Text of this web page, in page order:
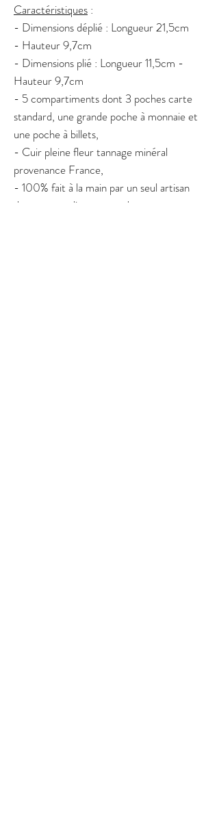
Caractéristiques :
- Dimensions déplié : Longueur 21,5cm
- Hauteur 9,7cm
- Dimensions plié : Longueur 11,5cm -
Hauteur 9,7cm
- 5 compartiments dont 3 poches carte
standard, une grande poche à monnaie et
une poche à billets,
- Cuir pleine fleur tannage minéral
provenance France,
- 100% fait à la main par un seul artisan
dans mon atelier normand.